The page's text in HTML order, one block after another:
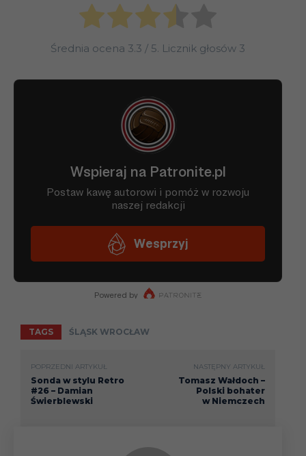
Średnia ocena 3.3 / 5. Licznik głosów 3
TAGS ŚLĄSK WROCŁAW
POPRZEDNI ARTYKUŁ
Sonda w stylu Retro
#26 – Damian
Świerblewski
NASTĘPNY ARTYKUŁ
Tomasz Wałdoch –
Polski bohater
w Niemczech